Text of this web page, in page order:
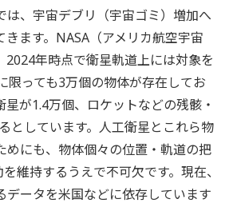
は、宇宙デブリ（宇宙ゴミ）増加へ
ます。NASA（アメリカ航空宇宙
2024年時点で衛星軌道上には対象を
限っても3万個の物体が存在してお
星が1.4万個、ロケットなどの残骸・
としています。人工衛星とこれら物
めにも、物体個々の位置・軌道の把
維持するうえで不可欠です。現在、
データを米国などに依存しています